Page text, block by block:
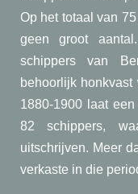
Op het totaal van
geen groot
schippers van
behoorlijk
1880-1900 laat
82 schippers,
uitschrijven. Meer
verkaste in die